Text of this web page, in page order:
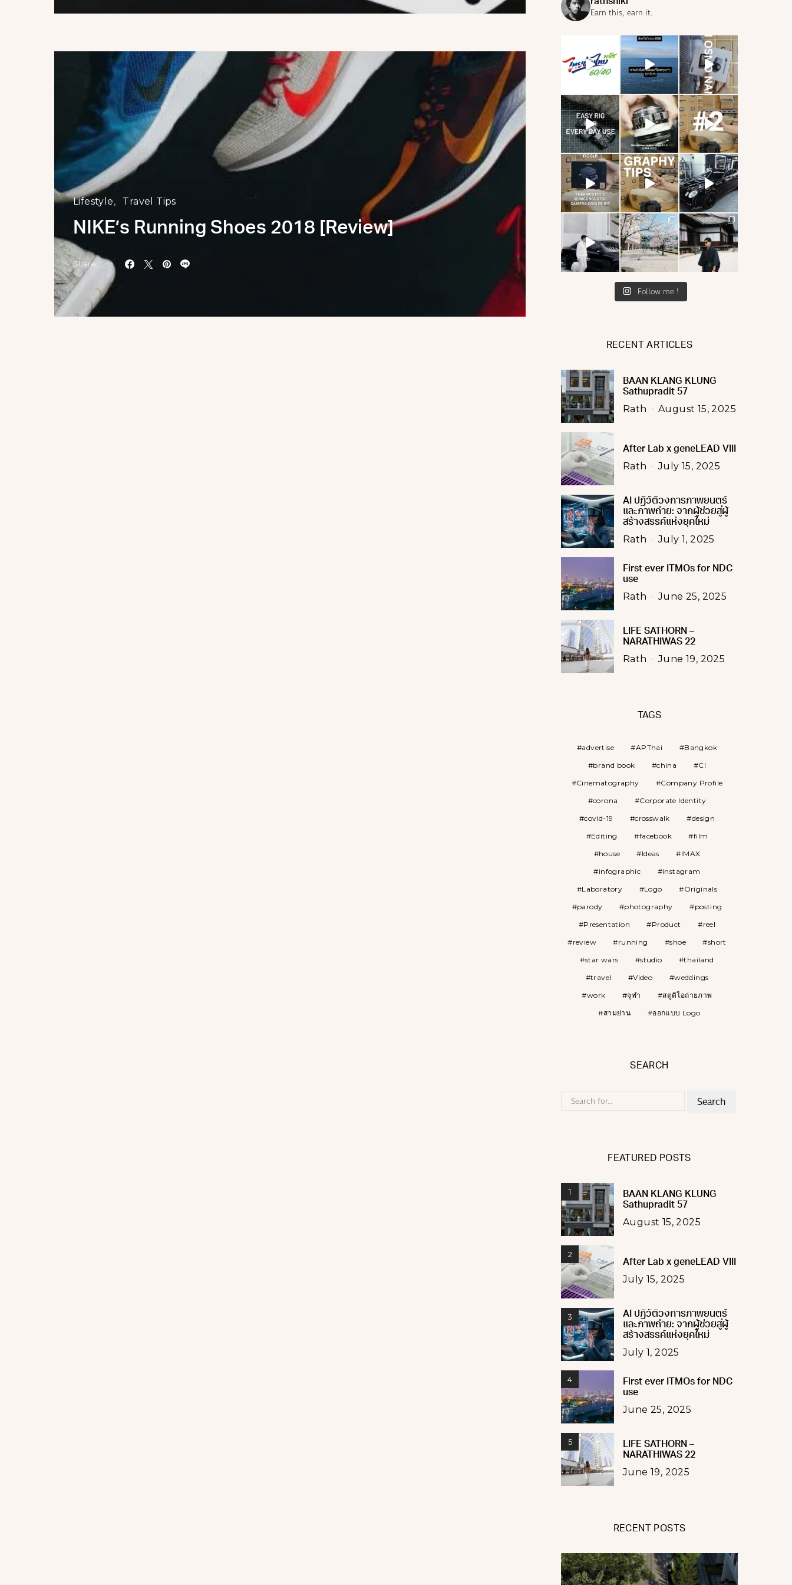
Lifestyle Travel Tips
NIKE’s Running Shoes 2018 [Review]
Share
Earn this, earn it.
Follow me !
RECENT ARTICLES
BAAN KLANG KLUNG
Sathupradit 57
Rath August 15, 2025
After Lab x geneLEAD VIII
Rath July 15, 2025
AI ปฏิวัติวงการภาพยนตร์
และภาพถ่าย: จากผู้ช่วยสู่ผู้
สร้างสรรค์แห่งยุคใหม่
Rath July 1, 2025
First ever ITMOs for NDC
use
Rath June 25, 2025
LIFE SATHORN –
NARATHIWAS 22
Rath June 19, 2025
TAGS
advertise APThai
Bangkok
brand book
china
CI
Cinematography
Company Profile
corona
Corporate Identity
covid-19
crosswalk
design
Editing
facebook
film
house
Ideas
IMAX
infographic
instagram
Laboratory
Logo
Originals
parody
photography
posting
Presentation
Product
reel
review
running shoe
short
star wars
studio
thailand
travel
Video
weddings
work
จุฬา
สตูดิโอถ่ายภาพ
สามย่าน
ออกแบบ Logo
SEARCH
Search
FEATURED POSTS
1
BAAN KLANG KLUNG
Sathupradit 57
August 15, 2025
2
After Lab x geneLEAD VIII
July 15, 2025
3
AI ปฏิวัติวงการภาพยนตร์
และภาพถ่าย: จากผู้ช่วยสู่ผู้
สร้างสรรค์แห่งยุคใหม่
July 1, 2025
4
First ever ITMOs for NDC
use
June 25, 2025
5
LIFE SATHORN –
NARATHIWAS 22
June 19, 2025
RECENT POSTS